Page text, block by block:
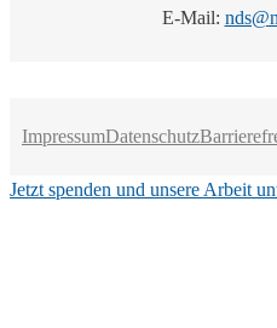
E-Mail:
ImpressumDatenschutz
Jetzt spenden und unsere Arbeit